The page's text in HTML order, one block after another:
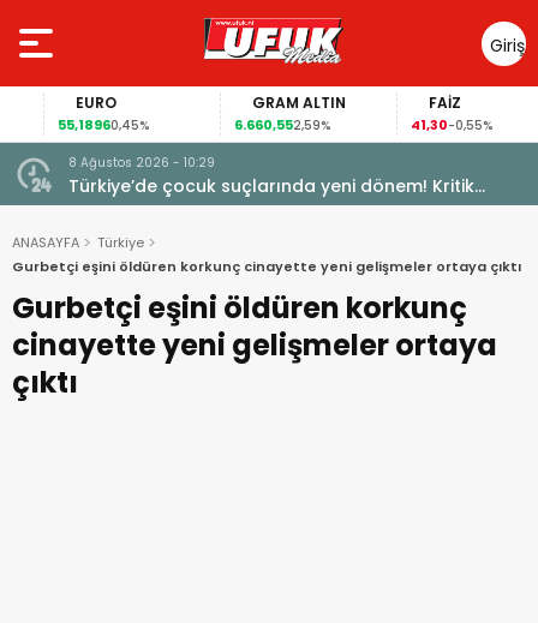
Giriş
Yap
EURO
55,18960,45%
GRAM ALTIN
6.660,552,59%
FAİZ
41,30 -0,55%
8 Ağustos 2026 - 10:29
Türkiye’de çocuk suçlarında yeni dönem! Kritik
maddeler kabul edildi
ANASAYFA
Türkiye
Gurbetçi eşini öldüren korkunç cinayette yeni gelişmeler ortaya çıktı
Gurbetçi eşini öldüren korkunç
cinayette yeni gelişmeler ortaya
çıktı